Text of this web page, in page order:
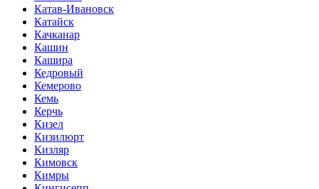
Катав-Ивановск
Катайск
Качканар
Кашин
Кашира
Кедровый
Кемерово
Кемь
Керчь
Кизел
Кизилюрт
Кизляр
Кимовск
Кимры